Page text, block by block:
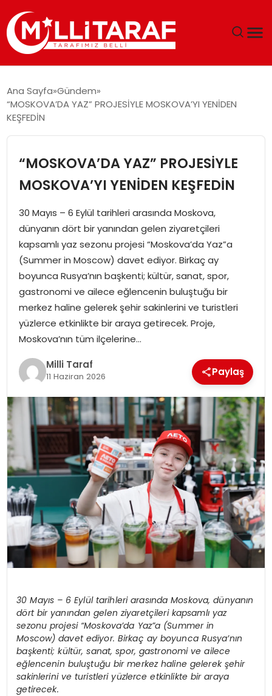
ÖZEL SAYFALAR
SPOR
SIYASET
MAGAZIN
Ana Sayfa Gündem
“MOSKOVA’DA YAZ” PROJESİYLE MOSKOVA’YI YENİDEN
KEŞFEDİN
“MOSKOVA’DA YAZ” PROJESİYLE
MOSKOVA’YI YENİDEN KEŞFEDİN
30 Mayıs – 6 Eylül tarihleri arasında Moskova,
dünyanın dört bir yanından gelen ziyaretçileri
kapsamlı yaz sezonu projesi “Moskova’da Yaz”a
(Summer in Moscow) davet ediyor. Birkaç ay
boyunca Rusya’nın başkenti; kültür, sanat, spor,
gastronomi ve ailece eğlencenin buluştuğu bir
merkez haline gelerek şehir sakinlerini ve turistleri
yüzlerce etkinlikte bir araya getirecek. Proje,
Moskova’nın tüm ilçelerine…
Milli Taraf
11 Haziran 2026 Paylaş
30 Mayıs – 6 Eylül tarihleri arasında Moskova, dünyanın
dört bir yanından gelen ziyaretçileri kapsamlı yaz
sezonu projesi “Moskova’da Yaz”a (Summer in
Moscow) davet ediyor. Birkaç ay boyunca Rusya’nın
başkenti; kültür, sanat, spor, gastronomi ve ailece
eğlencenin buluştuğu bir merkez haline gelerek şehir
sakinlerini ve turistleri yüzlerce etkinlikte bir araya
getirecek.